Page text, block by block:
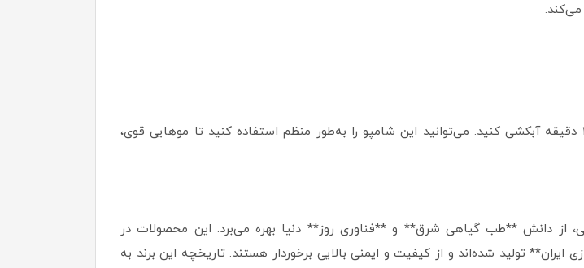
می‌کند.
برای بهترین نتیجه، شامپو را روی موهای خیس ماساژ دهید و پس از ۲-۳ دقیقه آبکشی کنید. می‌توانید این شامپو را به‌طور منظم استفاده کنید تا موهایی قوی،
از دانش **طب گیاهی شرق** و **فناوری روز** دنیا بهره می‌برد. این محصولات در
تولید شده‌اند و از کیفیت و ایمنی بالایی برخوردار هستند. تاریخچه این برند به